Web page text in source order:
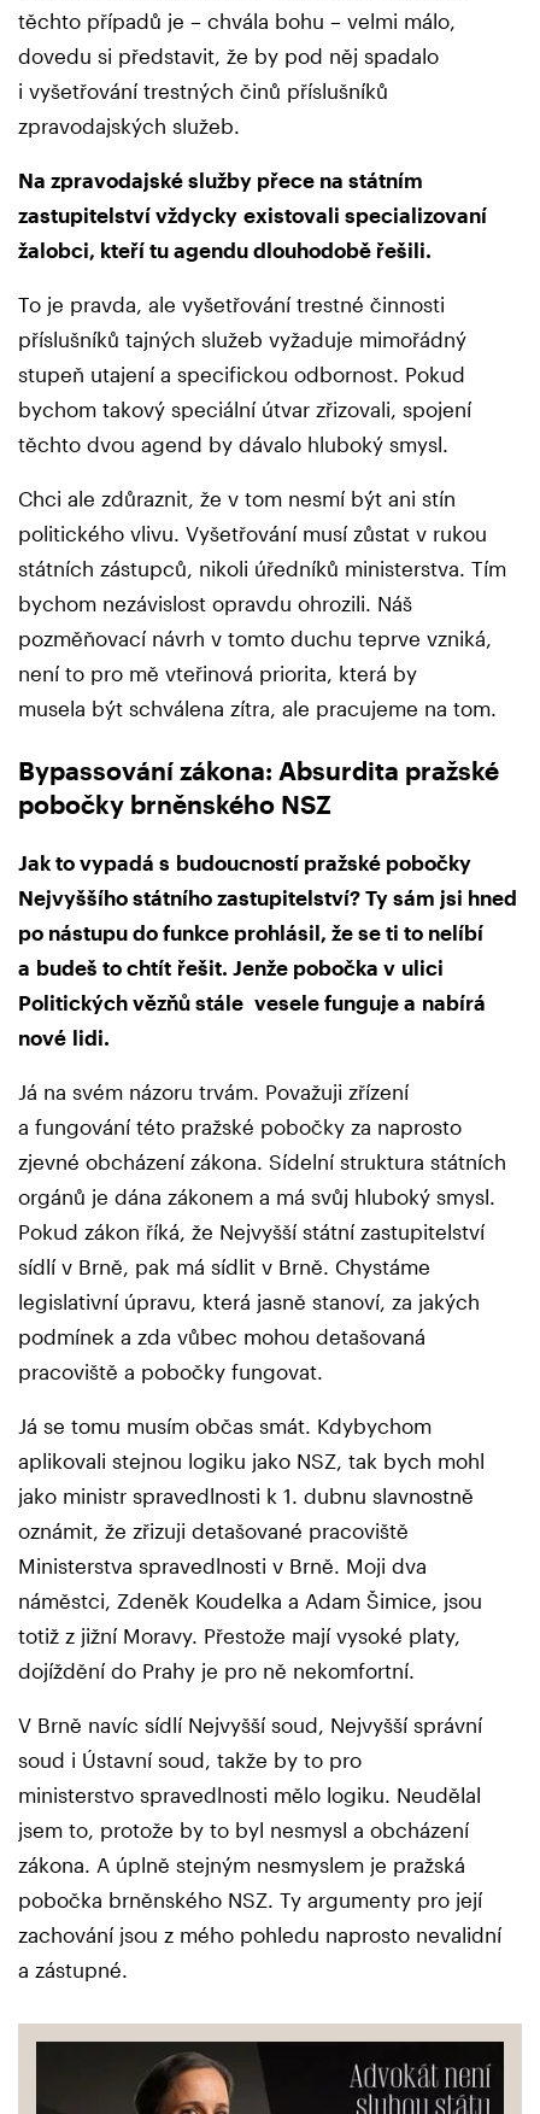
těchto případů je – chvála bohu – velmi málo,
dovedu si představit, že by pod něj spadalo
i vyšetřování trestných činů příslušníků
zpravodajských služeb.
Na zpravodajské služby přece na státním
zastupitelství vždycky existovali specializovaní
žalobci, kteří tu agendu dlouhodobě řešili.
To je pravda, ale vyšetřování trestné činnosti
příslušníků tajných služeb vyžaduje mimořádný
stupeň utajení a specifickou odbornost. Pokud
bychom takový speciální útvar zřizovali, spojení
těchto dvou agend by dávalo hluboký smysl.
Chci ale zdůraznit, že v tom nesmí být ani stín
politického vlivu. Vyšetřování musí zůstat v rukou
státních zástupců, nikoli úředníků ministerstva. Tím
bychom nezávislost opravdu ohrozili. Náš
pozměňovací návrh v tomto duchu teprve vzniká,
není to pro mě vteřinová priorita, která by
musela být schválena zítra, ale pracujeme na tom.
Bypassování zákona: Absurdita pražské
pobočky brněnského NSZ
Jak to vypadá s budoucností pražské pobočky
Nejvyššího státního zastupitelství? Ty sám jsi hned
po nástupu do funkce prohlásil, že se ti to nelíbí
a budeš to chtít řešit. Jenže pobočka v ulici
Politických vězňů stále vesele funguje a nabírá
nové lidi.
Já na svém názoru trvám. Považuji zřízení
a fungování této pražské pobočky za naprosto
zjevné obcházení zákona. Sídelní struktura státních
orgánů je dána zákonem a má svůj hluboký smysl.
Pokud zákon říká, že Nejvyšší státní zastupitelství
sídlí v Brně, pak má sídlit v Brně. Chystáme
legislativní úpravu, která jasně stanoví, za jakých
podmínek a zda vůbec mohou detašovaná
pracoviště a pobočky fungovat.
Já se tomu musím občas smát. Kdybychom
aplikovali stejnou logiku jako NSZ, tak bych mohl
jako ministr spravedlnosti k 1. dubnu slavnostně
oznámit, že zřizuji detašované pracoviště
Ministerstva spravedlnosti v Brně. Moji dva
náměstci, Zdeněk Koudelka a Adam Šimice, jsou
totiž z jižní Moravy. Přestože mají vysoké platy,
dojíždění do Prahy je pro ně nekomfortní.
V Brně navíc sídlí Nejvyšší soud, Nejvyšší správní
soud i Ústavní soud, takže by to pro
ministerstvo spravedlnosti mělo logiku. Neudělal
jsem to, protože by to byl nesmysl a obcházení
zákona. A úplně stejným nesmyslem je pražská
pobočka brněnského NSZ. Ty argumenty pro její
zachování jsou z mého pohledu naprosto nevalidní
a zástupné.